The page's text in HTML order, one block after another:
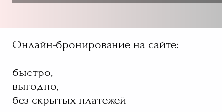
Блог о
Онлайн-бронирование на сайте:
быстро,
выгодно,
без скрытых платежей